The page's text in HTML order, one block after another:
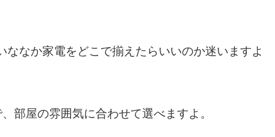
なか家電をどこで揃えたらいいのか迷いますよ
部屋の雰囲気に合わせて選べますよ。